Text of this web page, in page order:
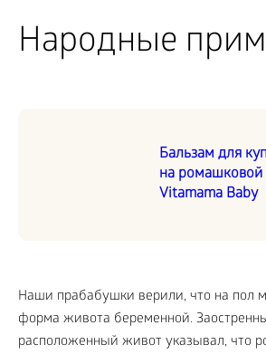
Народные
Бальзам для
на ромашковой
Vitamama Baby
Наши прабабушки верили, что на пол
форма живота беременной.
расположенный живот указывал, что